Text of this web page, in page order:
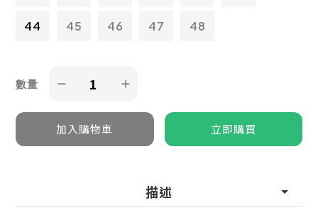
44 45 46 47 48
數量
描述